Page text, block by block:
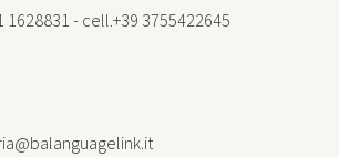
1628831 - cell.+39 3755422645